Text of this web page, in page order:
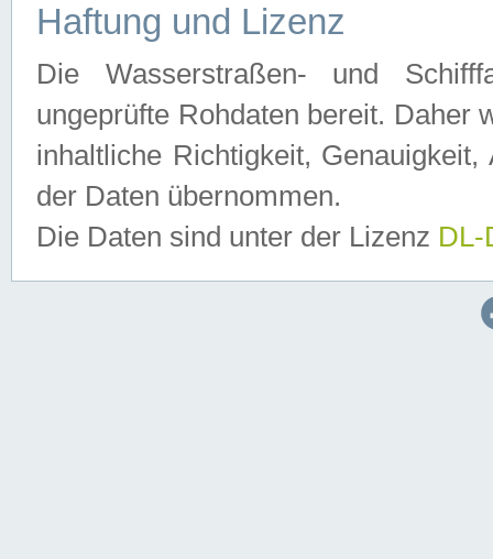
Haftung und Lizenz
Die Wasserstraßen- und
ungeprüfte Rohdaten bereit. Daher
inhaltliche Richtigkeit,
der Daten übernommen.
Die Daten sind unter der Lizenz